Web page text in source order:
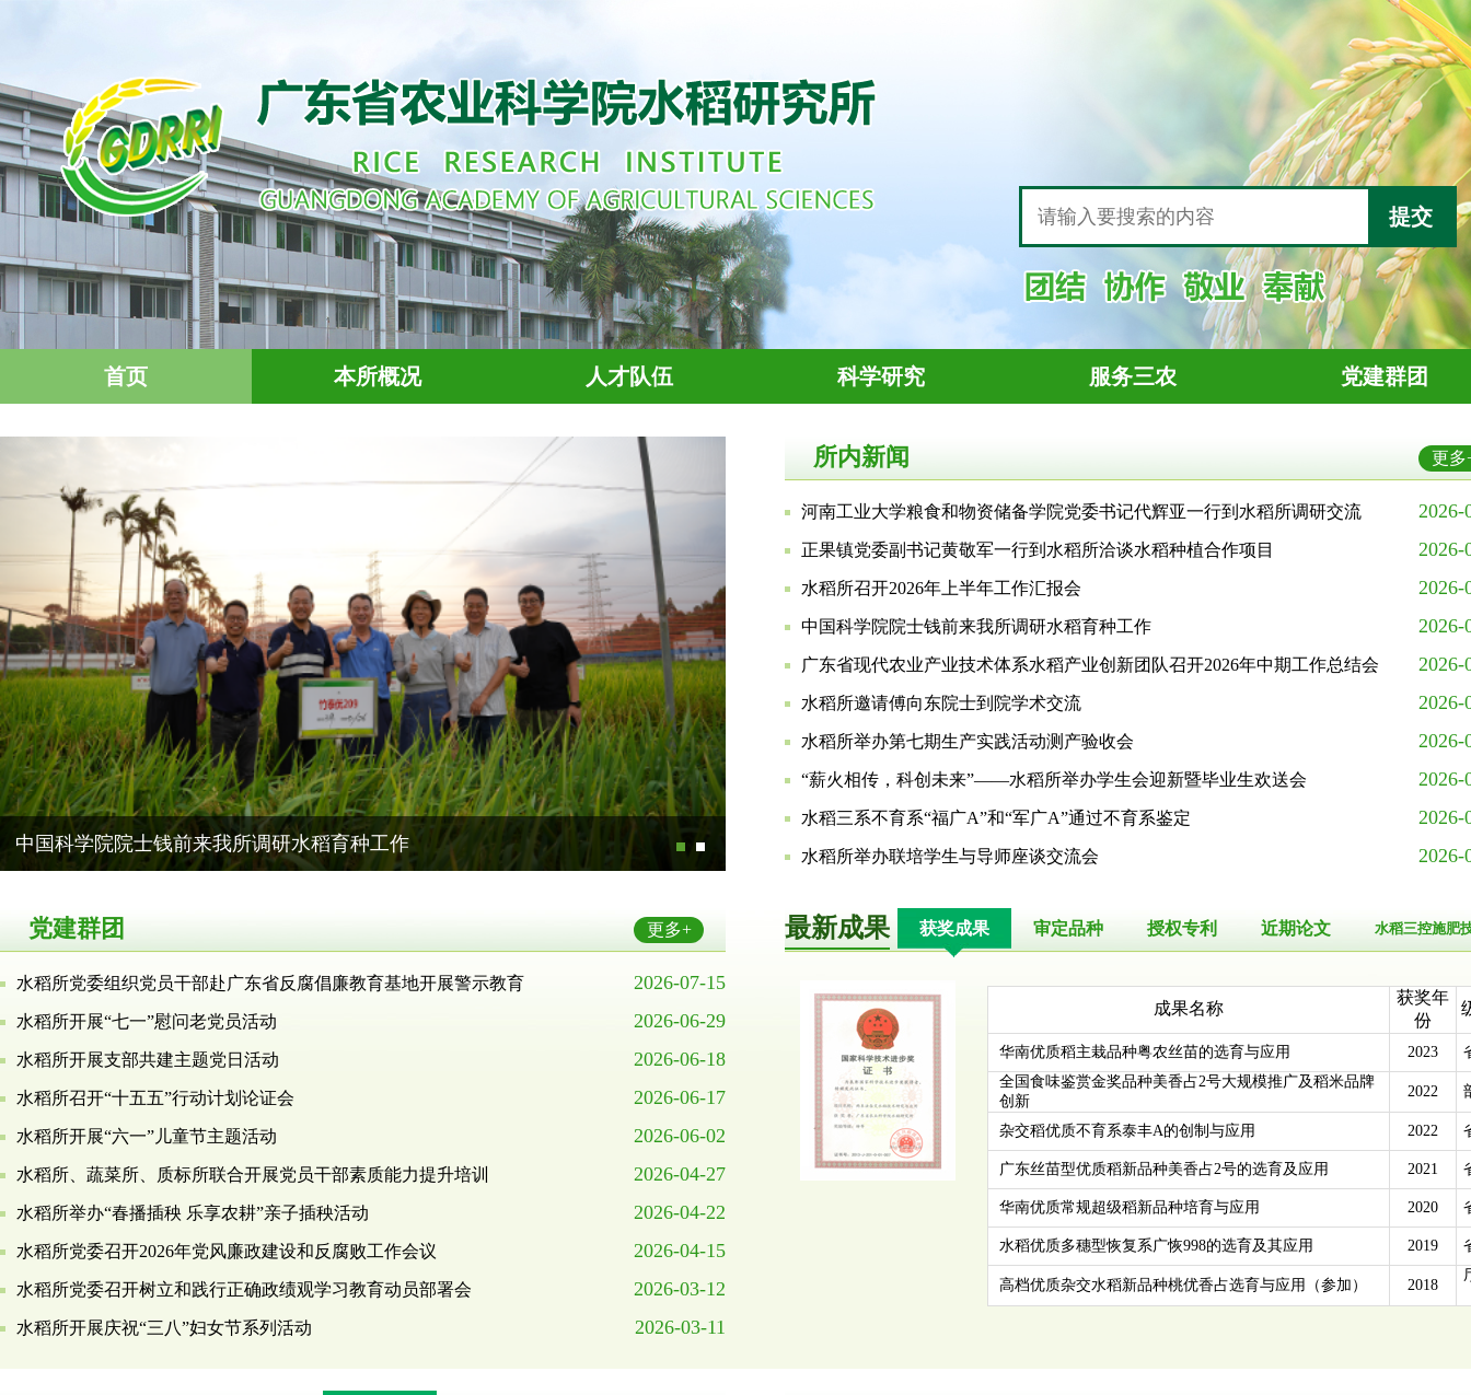
提交
首页 本所概况 人才队伍 科学研究 服务三农 党建群团
中国科学院院士钱前来我所调研水稻育种工作
所内新闻 更多
河南工业大学粮食和物资储备学院党委书记代辉亚一行到水稻所调研交流 2026-
正果镇党委副书记黄敬军一行到水稻所洽谈水稻种植合作项目 2026-
水稻所召开2026年上半年工作汇报会 2026-
中国科学院院士钱前来我所调研水稻育种工作 2026-
广东省现代农业产业技术体系水稻产业创新团队召开2026年中期工作总结会 2026-
水稻所邀请傅向东院士到院学术交流 2026-
水稻所举办第七期生产实践活动测产验收会 2026-
“薪火相传，科创未来”——水稻所举办学生会迎新暨毕业生欢送会 2026-
水稻三系不育系“福广A”和“军广A”通过不育系鉴定 2026-
水稻所举办联培学生与导师座谈交流会 2026-
党建群团 更多+
水稻所党委组织党员干部赴广东省反腐倡廉教育基地开展警示教育 2026-07-15
水稻所开展“七一”慰问老党员活动 2026-06-29
水稻所开展支部共建主题党日活动 2026-06-18
水稻所召开“十五五”行动计划论证会 2026-06-17
水稻所开展“六一”儿童节主题活动 2026-06-02
水稻所、蔬菜所、质标所联合开展党员干部素质能力提升培训 2026-04-27
水稻所举办“春播插秧 乐享农耕”亲子插秧活动 2026-04-22
水稻所党委召开2026年党风廉政建设和反腐败工作会议 2026-04-15
水稻所党委召开树立和践行正确政绩观学习教育动员部署会 2026-03-12
水稻所开展庆祝“三八”妇女节系列活动 2026-03-11
最新成果 获奖成果 审定品种 授权专利 近期论文 水稻三控施肥
成果名称
获奖年
份
华南优质稻主栽品种粤农丝苗的选育与应用 2023
全国食味鉴赏金奖品种美香占2号大规模推广及稻米品牌
创新
2022
杂交稻优质不育系泰丰A的创制与应用 2022
广东丝苗型优质稻新品种美香占2号的选育及应用 2021
华南优质常规超级稻新品种培育与应用 2020
水稻优质多穗型恢复系广恢998的选育及其应用 2019
高档优质杂交水稻新品种桃优香占选育与应用（参加） 2018